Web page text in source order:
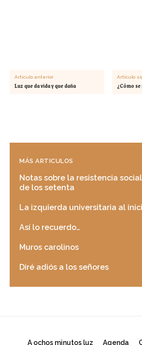
Artículo anterior
Luz que da vida y que daña
Artículo
¿Cómo
MÁS ARTICULOS
Notas sobre la resistencia
de los setenta
La izquierda universitaria al
Así lo recuerdo…
Muros carolinos
Diré adiós a los señores
A ochos minutos luz Agenda